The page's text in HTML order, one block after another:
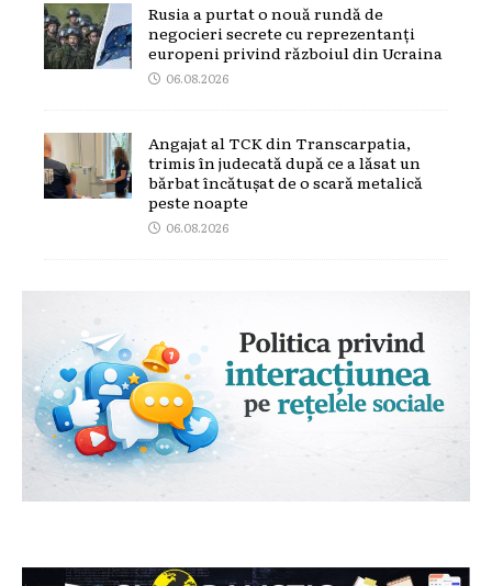
Rusia a purtat o nouă rundă de
negocieri secrete cu reprezentanți
europeni privind războiul din Ucraina
06.08.2026
Angajat al TCK din Transcarpatia,
trimis în judecată după ce a lăsat un
bărbat încătușat de o scară metalică
peste noapte
06.08.2026